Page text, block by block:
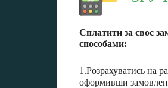
Сплатити за своє
способами:
1.Розрахуватись на
оформивши